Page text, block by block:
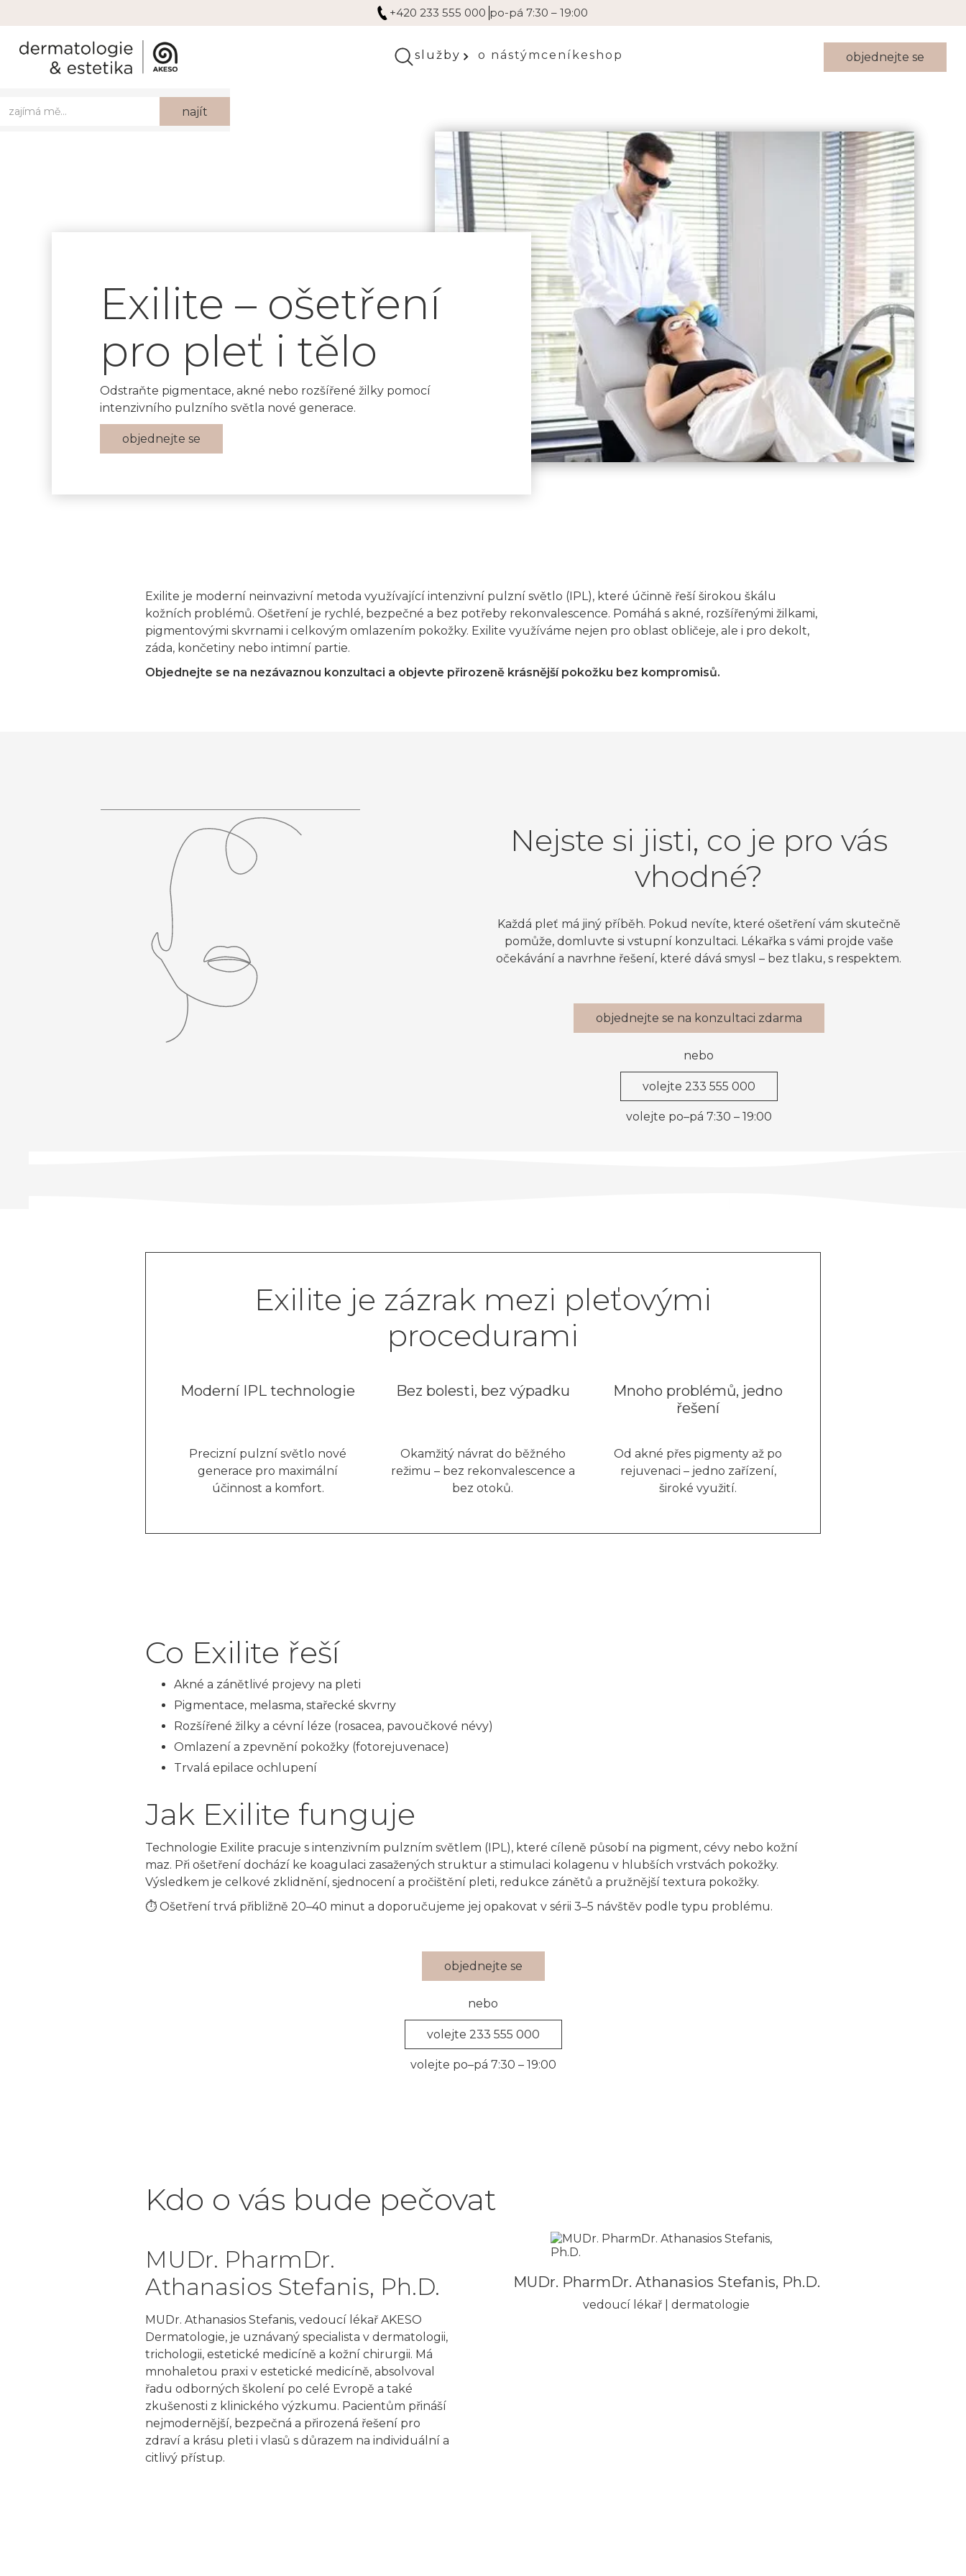
+420 233 555 000 po-pá 7:30 – 19:00
služby o nástýmceníkeshop objednejte se
Exilite – ošetření
pro pleť i tělo
Odstraňte pigmentace, akné nebo rozšířené žilky pomocí
intenzivního pulzního světla nové generace.
objednejte se
Exilite je moderní neinvazivní metoda využívající intenzivní pulzní světlo (IPL), které účinně řeší širokou škálu
kožních problémů. Ošetření je rychlé, bezpečné a bez potřeby rekonvalescence. Pomáhá s akné, rozšířenými žilkami,
pigmentovými skvrnami i celkovým omlazením pokožky. Exilite využíváme nejen pro oblast obličeje, ale i pro dekolt,
záda, končetiny nebo intimní partie.
Objednejte se na nezávaznou konzultaci a objevte přirozeně krásnější pokožku bez kompromisů.
Nejste si jisti, co je pro vás
vhodné?
Každá pleť má jiný příběh. Pokud nevíte, které ošetření vám skutečně
pomůže, domluvte si vstupní konzultaci. Lékařka s vámi projde vaše
očekávání a navrhne řešení, které dává smysl – bez tlaku, s respektem.
objednejte se na konzultaci zdarma
nebo
volejte 233 555 000
volejte po–pá 7:30 – 19:00
Exilite je zázrak mezi pleťovými
procedurami
Moderní IPL technologie
Precizní pulzní světlo nové
generace pro maximální
účinnost a komfort.
Bez bolesti, bez výpadku
Okamžitý návrat do běžného
režimu – bez rekonvalescence a
bez otoků.
Mnoho problémů, jedno
řešení
Od akné přes pigmenty až po
rejuvenaci – jedno zařízení,
široké využití.
Co Exilite řeší
Akné a zánětlivé projevy na pleti
Pigmentace, melasma, stařecké skvrny
Rozšířené žilky a cévní léze (rosacea, pavoučkové névy)
Omlazení a zpevnění pokožky (fotorejuvenace)
Trvalá epilace ochlupení
Jak Exilite funguje
Technologie Exilite pracuje s intenzivním pulzním světlem (IPL), které cíleně působí na pigment, cévy nebo kožní
maz. Při ošetření dochází ke koagulaci zasažených struktur a stimulaci kolagenu v hlubších vrstvách pokožky.
Výsledkem je celkové zklidnění, sjednocení a pročištění pleti, redukce zánětů a pružnější textura pokožky.
⏱ Ošetření trvá přibližně 20–40 minut a doporučujeme jej opakovat v sérii 3–5 návštěv podle typu problému.
objednejte se
nebo
volejte 233 555 000
volejte po–pá 7:30 – 19:00
Kdo o vás bude pečovat
MUDr. PharmDr. Athanasios Stefanis, Ph.D.
vedoucí lékař | dermatologie
MUDr. PharmDr.
Athanasios Stefanis, Ph.D.
MUDr. Athanasios Stefanis, vedoucí lékař AKESO
Dermatologie, je uznávaný specialista v dermatologii,
trichologii, estetické medicíně a kožní chirurgii. Má
mnohaletou praxi v estetické medicíně, absolvoval
řadu odborných školení po celé Evropě a také
zkušenosti z klinického výzkumu. Pacientům přináší
nejmodernější, bezpečná a přirozená řešení pro
zdraví a krásu pleti i vlasů s důrazem na individuální a
citlivý přístup.